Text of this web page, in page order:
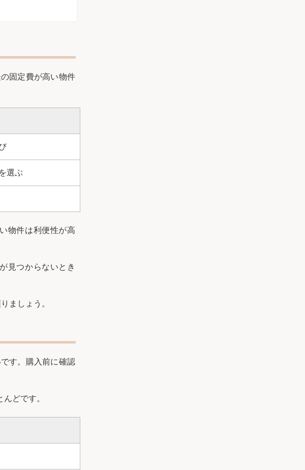
固定費が高い物件
選ぶ
物件は利便性が高
見つからないとき
ましょう。
す。購入前に確認
どです。